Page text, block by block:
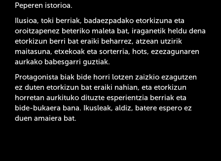
Peperen istorioa.
Ilusioa, toki berriak, badaezpadako etorkizuna eta
oroitzapenez beteriko maleta bat, iraganetik heldu dena
etorkizun berri bat eraiki beharrez, atzean utzirik
maitasuna, etxekoak eta sorterria, hots, ezezagunaren
aurkako babesgarri guztiak.
Protagonista biak bide horri lotzen zaizkio ezagutzen
ez duten etorkizun bat eraiki nahian, eta etorkizun
horretan aurkituko dituzte esperientzia berriak eta
bide-bukaera bana. Ikusleak, aldiz, batere espero ez
duen amaiera bat.